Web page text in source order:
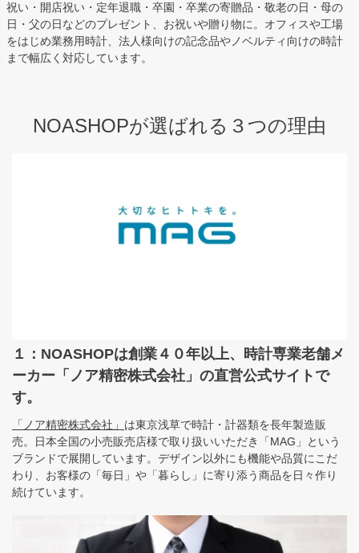
祝い・開店祝い・定年退職・卒園・卒業の寄贈品・敬老の日・母の
日・父の日などのプレゼント、お祝いや贈り物に。オフィスや工場
をはじめ業務用時計、法人様向けの記念品やノベルティ向けの時計
まで幅広く対応しています。
NOASHOPが選ばれる３つの理由
１：NOASHOPは創業４０年以上、時計専業老舗メ
ーカー「ノア精密株式会社」の直営公式サイトで
す。
「ノア精密株式会社」 は東京浅草で時計・計器類を長年製造販
売。日本全国の小売販売店様で取り扱いいただき「MAG」という
ブランドで展開しています。デザイン以外にも機能や品質にこだ
わり、お客様の「毎日」や「暮らし」に寄り添う商品を日々作り
続けています。